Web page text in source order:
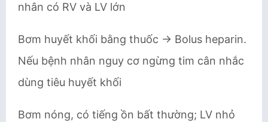
nhân có RV và LV lớn
Bơm huyết khối bằng thuốc → Bolus heparin.
Nếu bệnh nhân nguy cơ ngừng tim cân nhắc
dùng tiêu huyết khối
Bơm nóng, có tiếng ồn bất thường; LV nhỏ